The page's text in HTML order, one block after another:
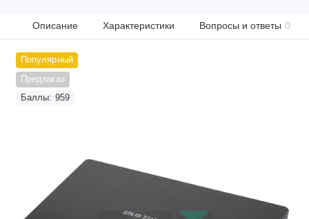
Описание Характеристики Вопросы и ответы 0
Популярный
Предзаказ
Баллы: 959